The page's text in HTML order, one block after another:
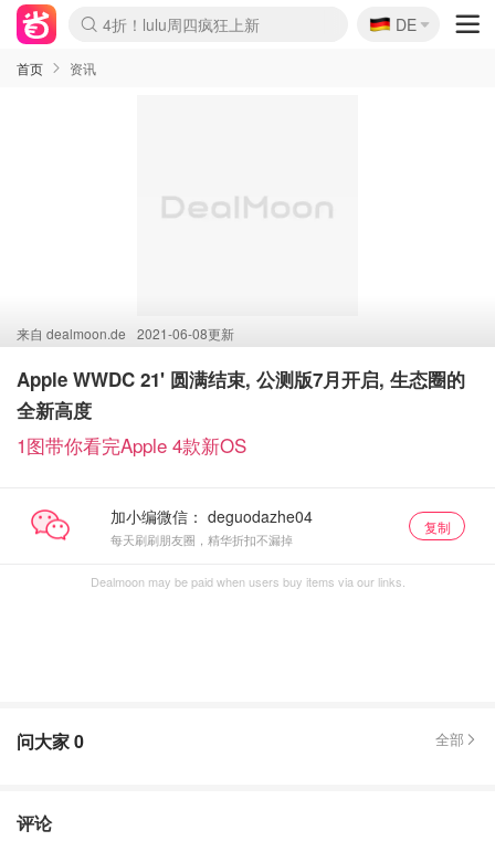
4折！lulu周四疯狂上新
🇩🇪
DE
首页 资讯
来自 dealmoon.de 2021-06-08更新
Apple WWDC 21' 圆满结束, 公测版7月开启, 生态圈的
全新高度
1图带你看完Apple 4款新OS
加小编微信：
每天刷刷朋友圈，精华折扣不漏掉
复制
Dealmoon may be paid when users buy items via our links.
问大家0 全部
评论